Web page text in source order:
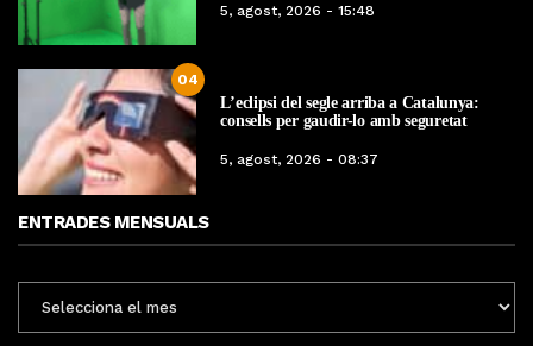
5, agost, 2026 - 15:48
04
L’eclipsi del segle arriba a Catalunya:
consells per gaudir-lo amb seguretat
5, agost, 2026 - 08:37
ENTRADES MENSUALS
MENSUALS